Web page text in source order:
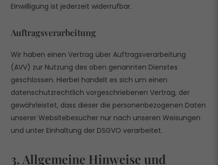
Einwilligung ist jederzeit widerrufbar.
Auftragsverarbeitung
Wir haben einen Vertrag über Auftragsverarbeitung
(AVV) zur Nutzung des oben genannten Dienstes
geschlossen. Hierbei handelt es sich um einen
datenschutzrechtlich vorgeschriebenen Vertrag, der
gewährleistet, dass dieser die personenbezogenen Daten
unserer Websitebesucher nur nach unseren Weisungen
und unter Einhaltung der DSGVO verarbeitet.
3. Allgemeine Hinweise und